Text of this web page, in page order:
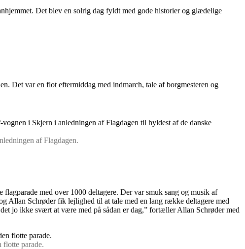
Det blev en solrig dag fyldt med gode historier og glædelige
Det var en flot eftermiddag med indmarch, tale af borgmesteren og
af Flagdagen.
med over 1000 deltagere. Der var smuk sang og musik af
Allan Schrøder fik lejlighed til at tale med en lang række deltagere med
jo ikke svært at være med på sådan er dag,” fortæller Allan Schrøder med
parade.